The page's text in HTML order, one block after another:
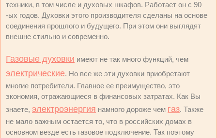
техники, в том числе и духовых шкафов. Работает он с 90
-ых годов. Духовки этого производителя сделаны на основе
соединения прошлого и будущего. При этом они выглядят
внешне стильно и современно.
Газовые духовки имеют не так много функций, чем
электрические. Но все же эти духовки приобретают
многие потребители. Главное ее преимущество, это
экономия, отражающиеся в финансовых затратах. Как Вы
знаете, электроэнергия намного дороже чем газ. Также
не мало важным остается то, что в российских домах в
основном везде есть газовое подключение. Так поэтому